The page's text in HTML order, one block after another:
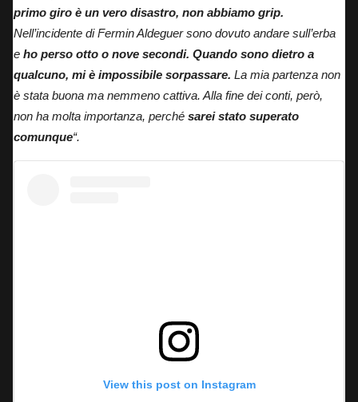
primo giro è un vero disastro, non abbiamo grip.
Nell’incidente di Fermin Aldeguer sono dovuto andare sull’erba
e ho perso otto o nove secondi. Quando sono dietro a
qualcuno, mi è impossibile sorpassare. La mia partenza non
è stata buona ma nemmeno cattiva. Alla fine dei conti, però,
non ha molta importanza, perché sarei stato superato
comunque“.
View this post on Instagram